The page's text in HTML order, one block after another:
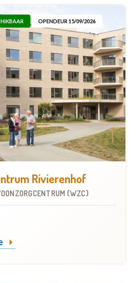
OPENDEUR 15/09/2026
Rivierenhof
(WZC)